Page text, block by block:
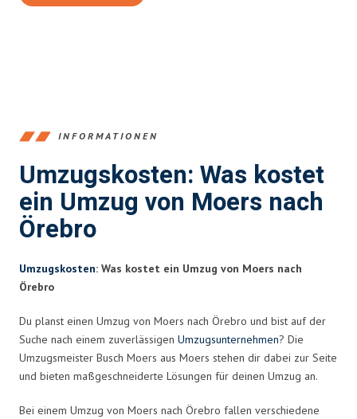
INFORMATIONEN
Umzugskosten: Was kostet
ein Umzug von Moers nach
Örebro
Umzugskosten: Was kostet ein Umzug von Moers nach
Örebro
Du planst einen Umzug von Moers nach Örebro und bist auf der
Suche nach einem zuverlässigen Umzugsunternehmen? Die
Umzugsmeister Busch Moers aus Moers stehen dir dabei zur Seite
und bieten maßgeschneiderte Lösungen für deinen Umzug an.
Bei einem Umzug von Moers nach Örebro fallen verschiedene